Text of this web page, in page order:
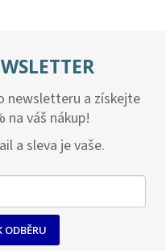
newsletteru a získejte
na váš nákup!
a sleva je vaše.
ODBĚRU